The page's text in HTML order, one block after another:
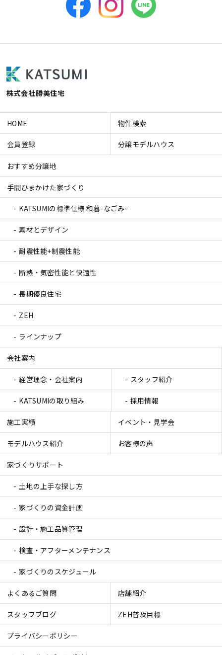
株式会社勝美住宅
HOME 物件検索
会員登録 分譲モデルハウス
おすすめ分譲地
手間ひまかけた家づくり
KATSUMIの標準仕様 和暮-なごみ-
素材とデザイン
耐震性能+制震性能
断熱・気密性能と快適性
長期優良住宅
ZEH
ラインナップ
会社案内
経営理念・会社案内 スタッフ紹介
KATSUMIの取り組み 採用情報
施工実績 イベント・見学会
モデルハウス紹介 お客様の声
家づくりサポート
土地の上手な探し方
家づくりの資金計画
設計・施工品質管理
検査・アフターメンテナンス
家づくりのスケジュール
よくあるご質問 店舗紹介
スタッフブログ ZEH普及目標
プライバシーポリシー